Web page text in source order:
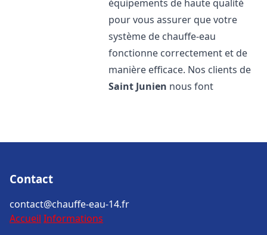
équipements de haute qualité
pour vous assurer que votre
système de chauffe-eau
fonctionne correctement et de
manière efficace. Nos clients de
Saint Junien nous font
Contact
contact@chauffe-eau-14.fr
Accueil Informations